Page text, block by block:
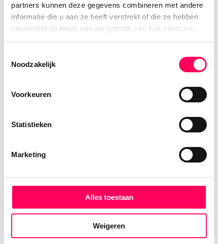
partners kunnen deze gegevens combineren met andere
informatie die u aan ze heeft verstrekt of die ze hebben
verzameld op basis van uw gebruik van hun services.
Noodzakelijk
Voorkeuren
Statistieken
Marketing
Alles toestaan
Weigeren
20-daagse rondreis | Delhi - Jodhpur -
Narlai - Udaipur - Devi Garh - Jaipur -
Samode - Agra - Delhi
mee langs koningssteden, serene dorpjes
verblijft in sfeervolle luxe- en paleis hotels.
boottocht over Lake Pichola, een
jeepsafari in Narlai en een foodtour in Delhi
ontdekken jullie India op een ontspannen
en authentieke manier. Met privéchauffeur
uw eigen tempo.